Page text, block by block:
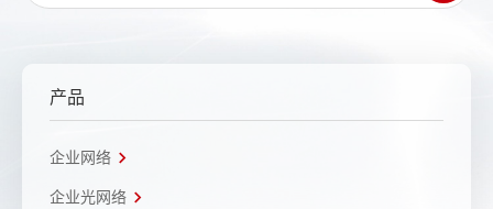
产品
企业网络
企业光网络